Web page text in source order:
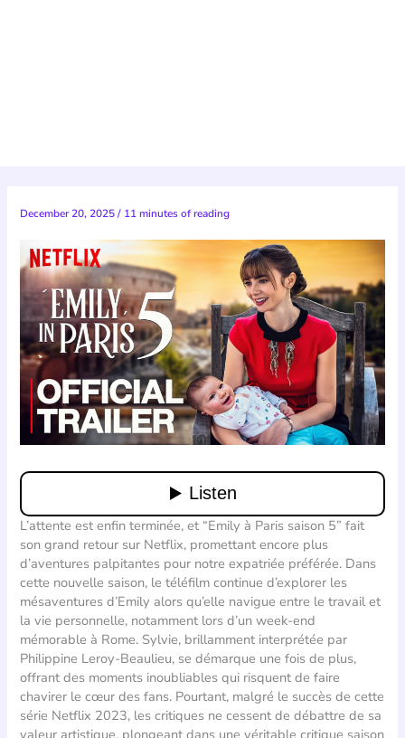
December 20, 2025/ 11 minutes of reading
L’attente est enfin terminée, et “Emily à Paris saison 5” fait
son grand retour sur Netflix, promettant encore plus
d’aventures palpitantes pour notre expatriée préférée. Dans
cette nouvelle saison, le téléfilm continue d’explorer les
mésaventures d’Emily alors qu’elle navigue entre le travail et
la vie personnelle, notamment lors d’un week-end
mémorable à Rome. Sylvie, brillamment interprétée par
Philippine Leroy-Beaulieu, se démarque une fois de plus,
offrant des moments inoubliables qui risquent de faire
chavirer le cœur des fans. Pourtant, malgré le succès de cette
série Netflix 2023, les critiques ne cessent de débattre de sa
valeur artistique, plongeant dans une véritable critique saison